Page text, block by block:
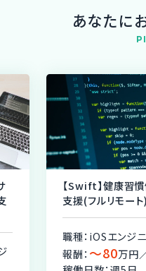
あなたに
【Swift】健康習
支援(フルリモート)
職種：iOSエンジ
報酬： 〜80万円